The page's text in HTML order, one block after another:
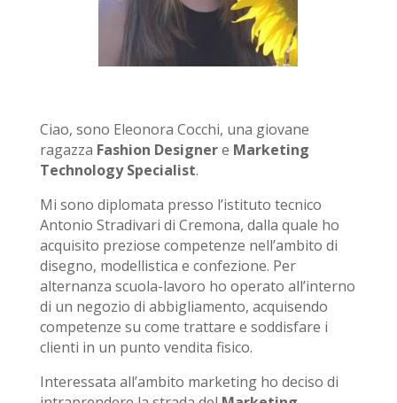
Ciao, sono Eleonora Cocchi, una giovane
ragazza Fashion Designere Marketing
Technology Specialist.
Mi sono diplomata presso l’istituto tecnico
Antonio Stradivari di Cremona, dalla quale ho
acquisito preziose competenze nell’ambito di
disegno, modellistica e confezione. Per
alternanza scuola-lavoro ho operato all’interno
di un negozio di abbigliamento, acquisendo
competenze su come trattare e soddisfare i
clienti in un punto vendita fisico.
Interessata all’ambito marketing ho deciso di